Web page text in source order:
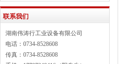
联系我们
湖南伟涛行工业设备有限公司
电话：0734-8528608
传真：0734-8528608